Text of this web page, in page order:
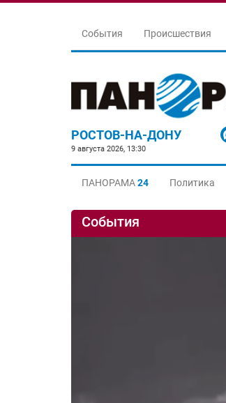
События Происшествия
РОСТОВ-НА-ДОНУ
9 августа 2026, 13:30
ПАНОРАМА24 Политика
События